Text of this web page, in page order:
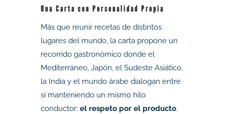
Una Carta con Personalidad Propia
Más que reunir recetas de distintos
lugares del mundo, la carta propone un
recorrido gastronómico donde el
Mediterráneo, Japón, el Sudeste Asiático,
la India y el mundo árabe dialogan entre
sí manteniendo un mismo hilo
conductor: el respeto por el producto.